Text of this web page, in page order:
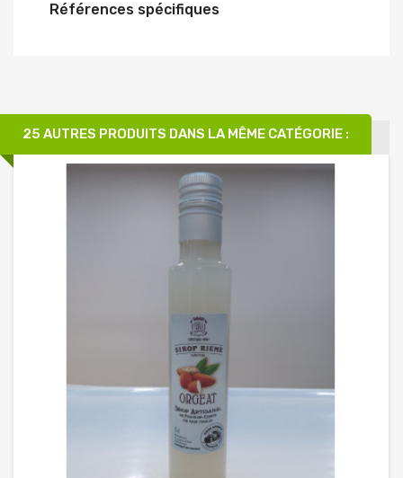
Références spécifiques
25 AUTRES PRODUITS DANS LA MÊME CATÉGORIE :